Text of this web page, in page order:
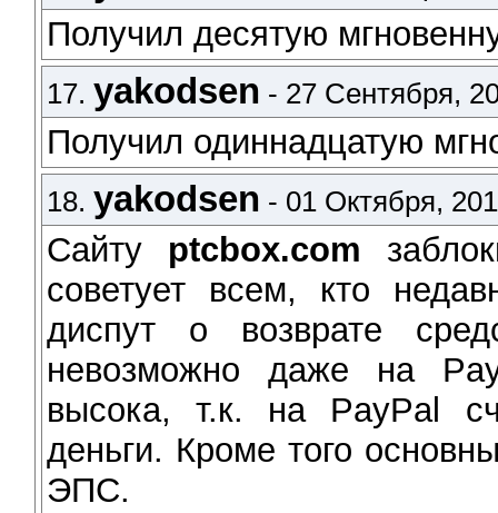
Получил десятую
17.yakodsen - 27 Сентября,
Получил одиннадцатую
18.yakodsen - 01 Октября,
Сайту ptcbox.com
советует всем, кто
диспут о возврате
невозможно даже на
высока, т.к. на PayPal
деньги. Кроме того
ЭПС.